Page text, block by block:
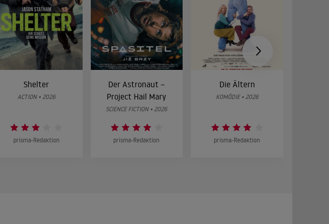
Shelter
ACTION • 2026
prisma-Redaktion
Der Astronaut –
Project Hail Mary
SCIENCE FICTION • 2026
prisma-Redaktion
Die Ältern
KOMÖDIE • 2026
prisma-Redaktion